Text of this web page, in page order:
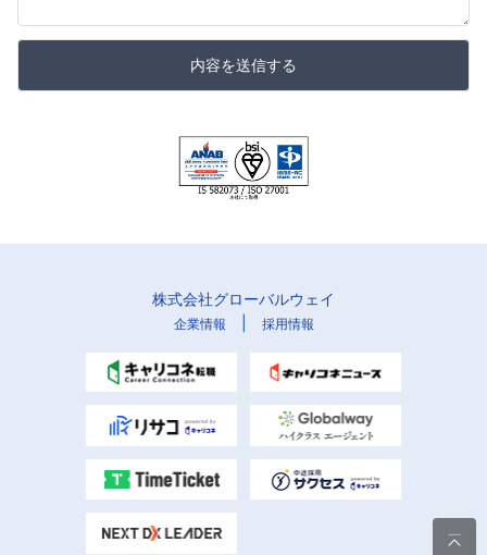
内容を送信する
株式会社グローバルウェイ
企業情報 採用情報
